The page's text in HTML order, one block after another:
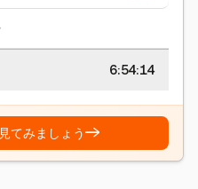
6:54:15
てみましょう→